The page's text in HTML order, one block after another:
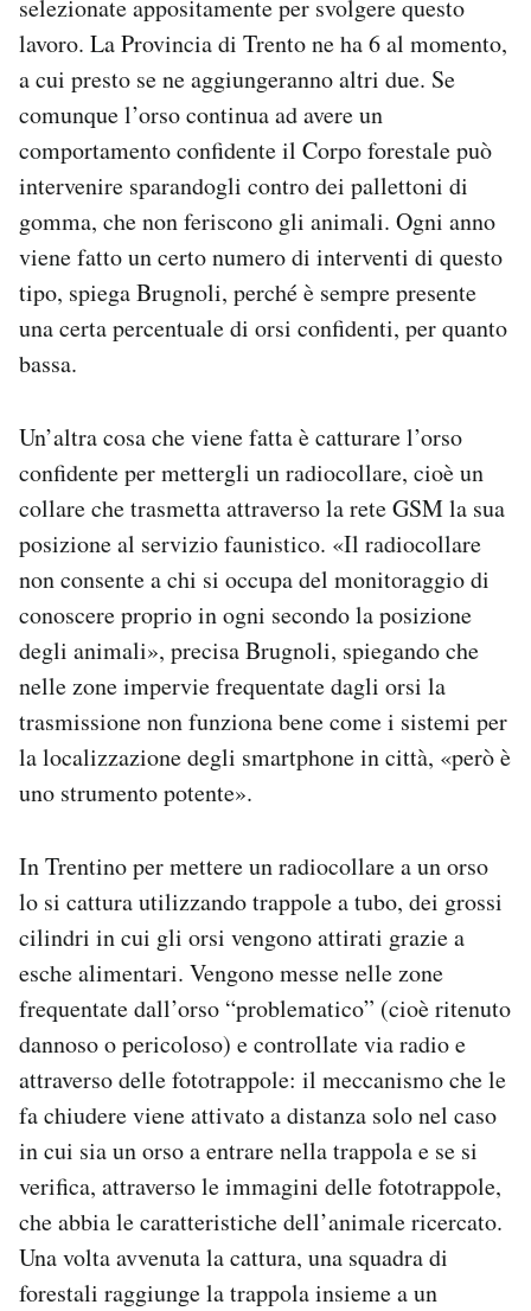
selezionate appositamente per svolgere questo
lavoro. La Provincia di Trento ne ha 6 al momento,
a cui presto se ne aggiungeranno altri due. Se
comunque l’orso continua ad avere un
comportamento confidente il Corpo forestale può
intervenire sparandogli contro dei pallettoni di
gomma, che non feriscono gli animali. Ogni anno
viene fatto un certo numero di interventi di questo
tipo, spiega Brugnoli, perché è sempre presente
una certa percentuale di orsi confidenti, per quanto
bassa.
Un’altra cosa che viene fatta è catturare l’orso
confidente per mettergli un radiocollare, cioè un
collare che trasmetta attraverso la rete GSM la sua
posizione al servizio faunistico. «Il radiocollare
non consente a chi si occupa del monitoraggio di
conoscere proprio in ogni secondo la posizione
degli animali», precisa Brugnoli, spiegando che
nelle zone impervie frequentate dagli orsi la
trasmissione non funziona bene come i sistemi per
la localizzazione degli smartphone in città, «però è
uno strumento potente».
In Trentino per mettere un radiocollare a un orso
lo si cattura utilizzando trappole a tubo, dei grossi
cilindri in cui gli orsi vengono attirati grazie a
esche alimentari. Vengono messe nelle zone
frequentate dall’orso “problematico” (cioè ritenuto
dannoso o pericoloso) e controllate via radio e
attraverso delle fototrappole: il meccanismo che le
fa chiudere viene attivato a distanza solo nel caso
in cui sia un orso a entrare nella trappola e se si
verifica, attraverso le immagini delle fototrappole,
che abbia le caratteristiche dell’animale ricercato.
Una volta avvenuta la cattura, una squadra di
forestali raggiunge la trappola insieme a un